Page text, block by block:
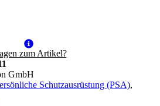
zum Artikel?
Schutzausrüstung (PSA),
GmbH